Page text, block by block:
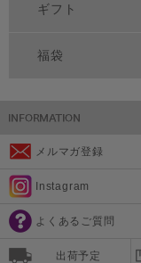
ギフト
福袋
メルマガ登録
Instagram
よくあるご質問
出荷予定